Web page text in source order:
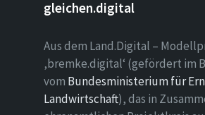
gleichen.digital
Aus dem Land.Digital –
‚bremke.digital‘ (gefördert im
vom Bundesministerium für
Landwirtschaft), das in